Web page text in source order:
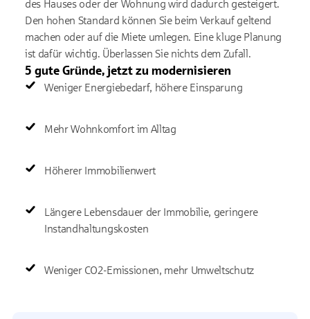
des Hauses oder der Wohnung wird dadurch gesteigert.
Den hohen Standard können Sie beim Verkauf geltend
machen oder auf die Miete umlegen. Eine kluge Planung
ist dafür wichtig. Überlassen Sie nichts dem Zufall.
5 gute Gründe, jetzt zu modernisieren
Weniger Energiebedarf, höhere Einsparung
Mehr Wohnkomfort im Alltag
Höherer Immobilienwert
Längere Lebensdauer der Immobilie, geringere
Instandhaltungskosten
Weniger CO2-Emissionen, mehr Umweltschutz